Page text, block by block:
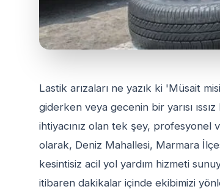
Lastik arızaları ne yazık ki 'Müsait
giderken veya gecenin bir yarısı
ihtiyacınız olan tek şey, profesyonel
olarak, Deniz Mahallesi, Marmara
kesintisiz acil yol yardım hizmeti
itibaren dakikalar içinde ekibimizi